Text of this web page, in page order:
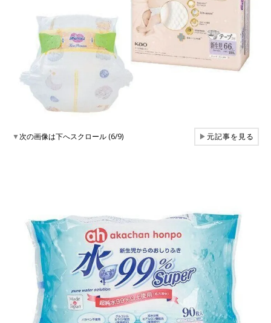
▼次の画像は下へスクロール (6/9) ▶元記事を見る